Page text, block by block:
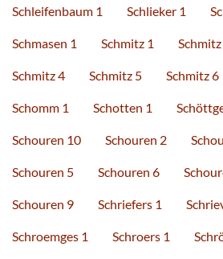
Schleifenbaum 1 Schlieker 1
Schmasen 1 Schmitz 1
Schmitz 4 Schmitz 5 Schmitz 6
Schomm 1 Schotten 1
Schouren 10 Schouren 2
Schouren 5 Schouren 6
Schouren 9 Schriefers 1
Schroemges 1 Schroers 1